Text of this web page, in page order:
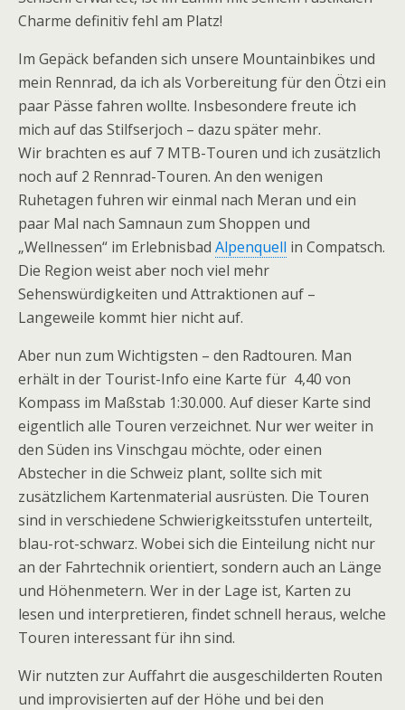
Charme definitiv fehl am Platz!
Im Gepäck befanden sich unsere Mountainbikes und
mein Rennrad, da ich als Vorbereitung für den Ötzi ein
paar Pässe fahren wollte. Insbesondere freute ich
mich auf das Stilfserjoch – dazu später mehr.
Wir brachten es auf 7 MTB-Touren und ich zusätzlich
noch auf 2 Rennrad-Touren. An den wenigen
Ruhetagen fuhren wir einmal nach Meran und ein
paar Mal nach Samnaun zum Shoppen und
„Wellnessen“ im Erlebnisbad Alpenquell in Compatsch.
Die Region weist aber noch viel mehr
Sehenswürdigkeiten und Attraktionen auf –
Langeweile kommt hier nicht auf.
Aber nun zum Wichtigsten – den Radtouren. Man
erhält in der Tourist-Info eine Karte für  4,40 von
Kompass im Maßstab 1:30.000. Auf dieser Karte sind
eigentlich alle Touren verzeichnet. Nur wer weiter in
den Süden ins Vinschgau möchte, oder einen
Abstecher in die Schweiz plant, sollte sich mit
zusätzlichem Kartenmaterial ausrüsten. Die Touren
sind in verschiedene Schwierigkeitsstufen unterteilt,
blau-rot-schwarz. Wobei sich die Einteilung nicht nur
an der Fahrtechnik orientiert, sondern auch an Länge
und Höhenmetern. Wer in der Lage ist, Karten zu
lesen und interpretieren, findet schnell heraus, welche
Touren interessant für ihn sind.
Wir nutzten zur Auffahrt die ausgeschilderten Routen
und improvisierten auf der Höhe und bei den